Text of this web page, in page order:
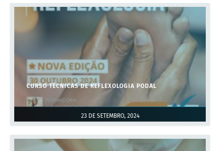
23 DE SETEMBRO, 2024
CURSO TÉCNICAS DE REFLEXOLOGIA PODAL